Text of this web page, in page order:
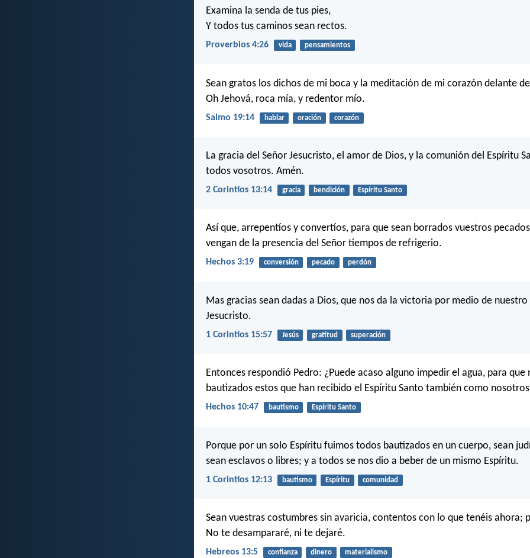
Examina la senda de tus pies,
Y todos tus caminos sean rectos.
Proverbios 4:26 vida pensamientos
Sean gratos los dichos de mi boca y la meditación de mi corazón delante
Oh Jehová, roca mía, y redentor mío.
Salmo 19:14 hablar oración corazón
La gracia del Señor Jesucristo, el amor de Dios, y la comunión del Espíritu
todos vosotros. Amén.
2 Corintios 13:14 gracia bendición Espíritu Santo
Así que, arrepentíos y convertíos, para que sean borrados vuestros
vengan de la presencia del Señor tiempos de refrigerio.
Hechos 3:19 conversión pecado perdón
Mas gracias sean dadas a Dios, que nos da la victoria por medio de nuestro
Jesucristo.
1 Corintios 15:57 Jesús gratitud superación
Entonces respondió Pedro: ¿Puede acaso alguno impedir el agua, para que
bautizados estos que han recibido el Espíritu Santo también como
Hechos 10:47 bautismo Espíritu Santo
Porque por un solo Espíritu fuimos todos bautizados en un cuerpo, sean
sean esclavos o libres; y a todos se nos dio a beber de un mismo Espíritu.
1 Corintios 12:13 bautismo Espíritu comunidad
Sean vuestras costumbres sin avaricia, contentos con lo que tenéis ahora;
No te desampararé, ni te dejaré.
Hebreos 13:5 confianza dinero materialismo